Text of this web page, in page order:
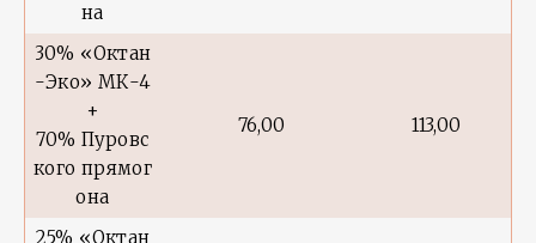
на
30% «Октан
-Эко» МК-4
+
70% Пуровс
кого прямог
она
76,00 113,00
25% «Октан